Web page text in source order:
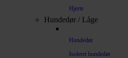
Hjerte
Hundedør / Låge
Hundedør
Isoleret hundedør